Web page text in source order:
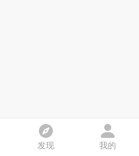
发现 我的